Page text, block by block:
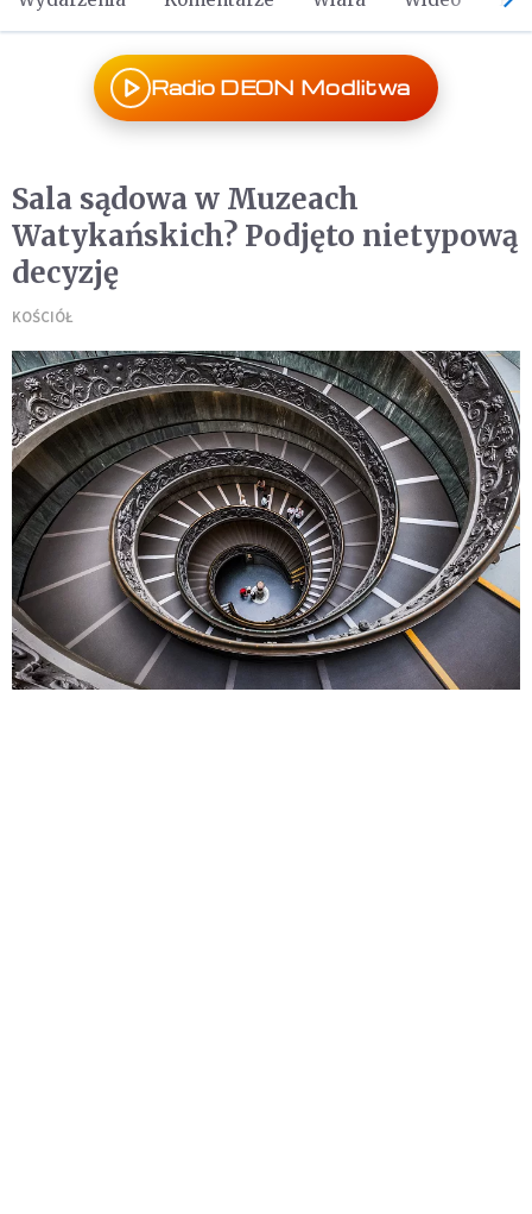
Radio DEON Modlitwa
Sala sądowa w Muzeach
Watykańskich? Podjęto nietypową
decyzję
KOŚCIÓŁ